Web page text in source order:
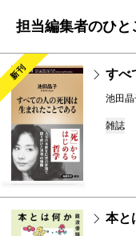
担当編集者のひと
新刊 すべ
池田
雑誌
本と